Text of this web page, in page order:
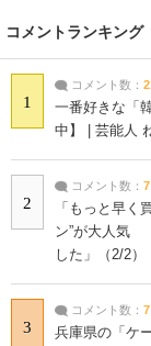
コメントランキング
1
コメント数：
一番好きな「
中】 | 芸能人
2
コメント数： 7
「もっと早
ン”が大人気
した」（2/2）
3
コメント数： 7
兵庫県の「ケ